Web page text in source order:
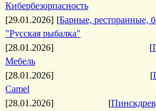
Кибербезорпасность
[29.01.2026] [Барные, ресторанные,
"Русская рыбалка"
[28.01.2026]
[
Мебель
[28.01.2026]
[
Camel
[28.01.2026]
[